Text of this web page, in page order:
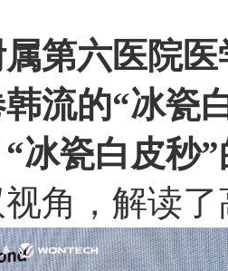
第六医院
韩流的“冰瓷
冰瓷白皮秒
角，解读